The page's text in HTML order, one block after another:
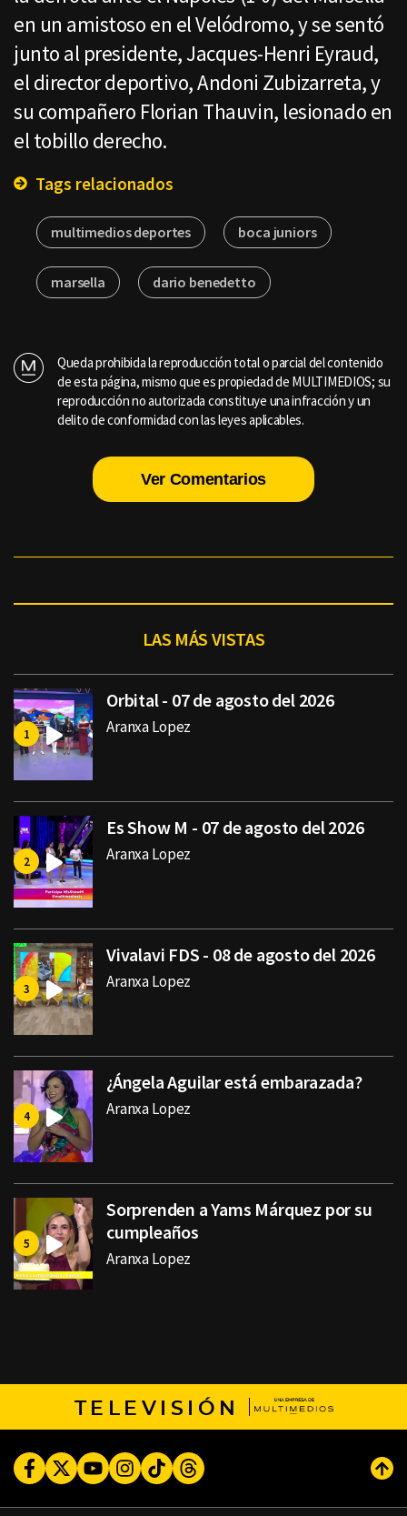
en un amistoso en el Velódromo, y se sentó
junto al presidente, Jacques-Henri Eyraud,
el director deportivo, Andoni Zubizarreta, y
su compañero Florian Thauvin, lesionado en
el tobillo derecho.
Tags relacionados
multimedios deportes boca juniors
marsella dario benedetto
Queda prohibida la reproducción total o parcial del contenido
de esta página, mismo que es propiedad de MULTIMEDIOS; su
reproducción no autorizada constituye una infracción y un
delito de conformidad con las leyes aplicables.
Ver Comentarios
LAS MÁS VISTAS
Orbital - 07 de agosto del 2026
Aranxa Lopez
Es Show M - 07 de agosto del 2026
Aranxa Lopez
Vivalavi FDS - 08 de agosto del 2026
Aranxa Lopez
¿Ángela Aguilar está embarazada?
Aranxa Lopez
Sorprenden a Yams Márquez por su
cumpleaños
Aranxa Lopez
TELEVISIÓN
FacebookTwitterYoutubeInstagram
TikTokThreads